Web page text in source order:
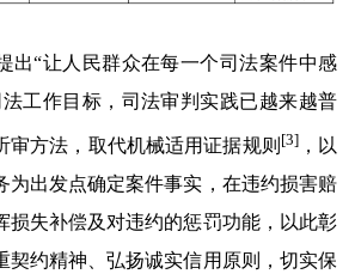
出“让人民群众在每一个司法案件中感
工作目标，司法审判实践已越来越普
审方法，取代机械适用证据规则 [3]，以
为出发点确定案件事实，在违约损害赔
损失补偿及对违约的惩罚功能，以此彰
契约精神、弘扬诚实信用原则，切实保